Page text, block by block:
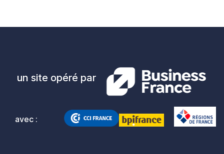
un site opéré par
avec :